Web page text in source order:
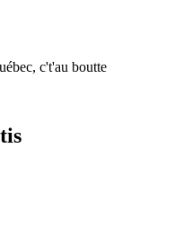
c't'au boutte